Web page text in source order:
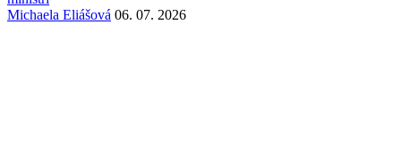
Michaela Eliášová 06. 07. 2026